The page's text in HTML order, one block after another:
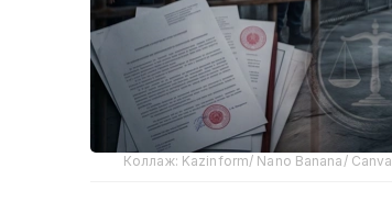
Коллаж: Kazinform/ Nano Banana/ Canva